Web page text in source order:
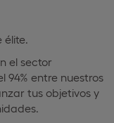
el sector
94% entre nuestros
tus objetivos y